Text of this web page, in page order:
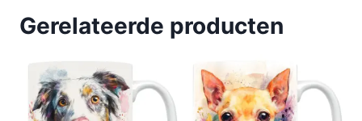
Gerelateerde producten